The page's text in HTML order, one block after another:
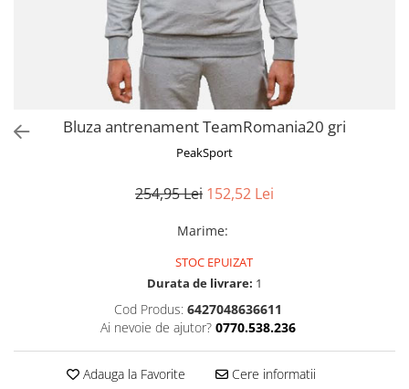
Bluza antrenament TeamRomania20 gri
PeakSport
254,95 Lei 152,52 Lei
Marime:
STOC EPUIZAT
Durata de livrare: 1
Cod Produs: 6427048636611
Ai nevoie de ajutor? 0770.538.236
Adauga la Favorite Cere informatii